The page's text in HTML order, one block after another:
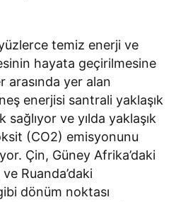
temiz enerji ve
hayata geçirilmesine
arasında yer alan
enerjisi santrali yaklaşık
ve yılda yaklaşık
(CO2) emisyonunu
Çin, Güney Afrika’daki
Ruanda’daki
dönüm noktası